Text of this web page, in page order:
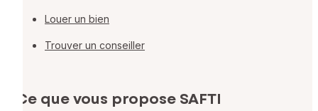
Louer un bien
Trouver un conseiller
Ce que vous propose SAFTI